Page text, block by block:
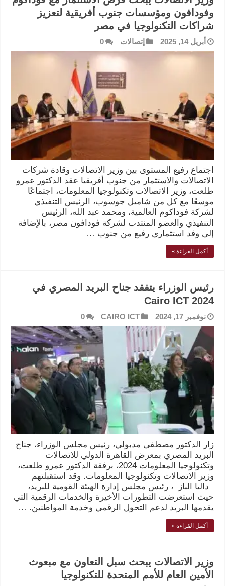
وفودافون ومؤسسات جنوب أفريقية لتعزيز
شراكات التكنولوجيا في مصر
أبريل 14, 2025 إتصالات 0
اجتماع رفيع المستوى بين وزير الاتصالات وقادة شركات
الاتصالات والاستثمار من جنوب أفريقيا عقد الدكتور عمرو
طلعت، وزير الاتصالات وتكنولوجيا المعلومات، اجتماعًا
موسعًا مع كل من شاميل جوسوب، الرئيس التنفيذي
لشركة فوداكوم العالمية، ومحمد عبد الله، الرئيس
التنفيذي والعضو المنتدب لشركة فودافون مصر، بالإضافة
إلى وفد استثماري رفيع من جنوب …
أكمل القراءة »
رئيس الوزراء يتفقد جناح البريد المصري في
Cairo ICT 2024
نوفمبر 17, 2024 CAIRO ICT
0
زار الدكتور مصطفى مدبولي، رئيس مجلس الوزراء، جناح
البريد المصري بمعرض القاهرة الدولي للاتصالات
وتكنولوجيا المعلومات 2024، برفقة الدكتور عمرو طلعت،
وزير الاتصالات وتكنولوجيا المعلومات. وقد استقبلتهم
داليا الباز ، رئيس مجلس إدارة الهيئة القومية للبريد،
حيث استعرضت التطورات الأخيرة والخدمات الرقمية التي
يقدمها البريد لدعم التحول الرقمي وخدمة المواطنين. …
أكمل القراءة »
وزير الاتصالات يبحث سبل التعاون مع مبعوث
الأمين العام للأمم المتحدة للتكنولوجيا